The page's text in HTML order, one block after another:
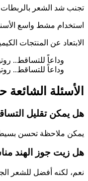
تجنب شد الشعر بالربطات
استخدام مشط واسع
الابتعاد عن المنتجات
وداعاً للتساقط..
وداعاً للتساقط..
الأسئلة
هل يمكن تقليل
يمكن ملاحظة تحسن بسيط، لكن
هل زيت جوز الهند
نعم، لكنه أفضل للشعر